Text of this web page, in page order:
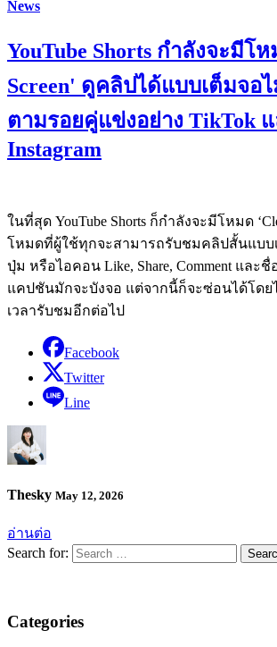
News
YouTube Shorts กำลังจะมีโ
Screen' ดูคลิปได้แบบเต็มจอ
ตามรอยคู่แข่งอย่าง TikTok
Instagram
ในที่สุด YouTube Shorts ก็กำลังจะมีโหมด
โหมดที่ผู้ใช้ทุกจะสามารถรับชมคลิปสั้นแบบ
ปุ่ม หรือไอคอน Like, Share, Comment และ
แคปชันมักจะบังจอ แต่จากนี้ก็จะซ่อนได้โดย
เวลารับชมอีกต่อไป
Facebook
Twitter
Line
Thesky May 12, 2026
อ่านต่อ
Search for:
Categories